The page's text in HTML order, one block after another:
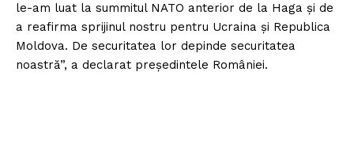
le-am luat la summitul NATO anterior de la Haga și de
a reafirma sprijinul nostru pentru Ucraina și Republica
Moldova. De securitatea lor depinde securitatea
noastră”, a declarat președintele României.